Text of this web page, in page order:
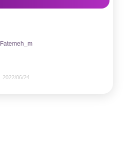
Fatemeh_m
2022/06/24